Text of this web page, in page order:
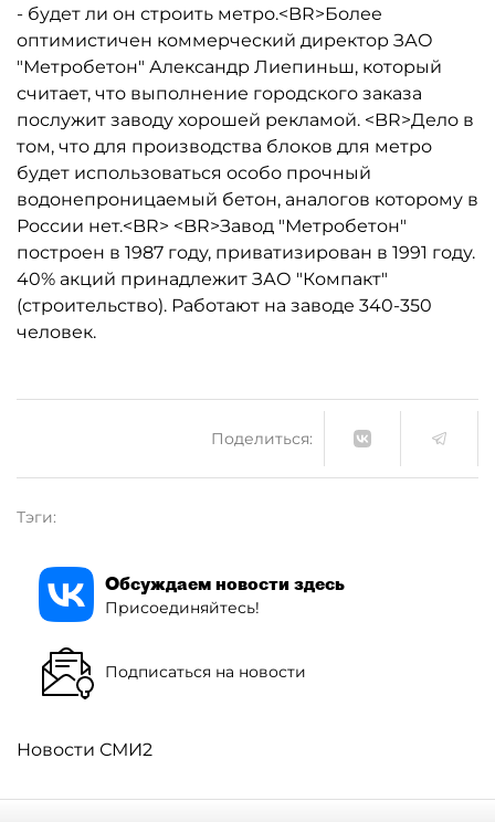
- будет ли он строить метро.<BR>Более
оптимистичен коммерческий директор ЗАО
"Метробетон" Александр Лиепиньш, который
считает, что выполнение городского заказа
послужит заводу хорошей рекламой. <BR>Дело в
том, что для производства блоков для метро
будет использоваться особо прочный
водонепроницаемый бетон, аналогов которому в
России нет.<BR> <BR>Завод "Метробетон"
построен в 1987 году, приватизирован в 1991 году.
40% акций принадлежит ЗАО "Компакт"
(строительство). Работают на заводе 340-350
человек.
Поделиться:
Тэги:
Обсуждаем новости здесь
Присоединяйтесь!
Подписаться на новости
Новости СМИ2